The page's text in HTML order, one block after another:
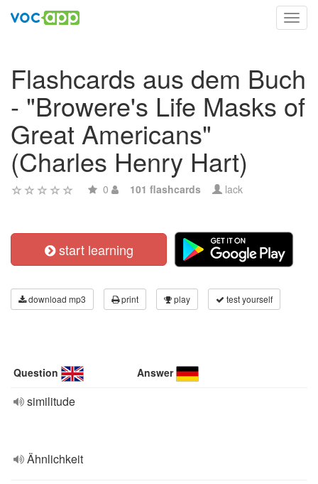
Flashcards aus dem Buch
- "Browere's Life Masks of
Great Americans"
(Charles Henry Hart)
0 101 flashcards lack
start learning
download mp3 print play test yourself
Question Answer
similitude
Ähnlichkeit